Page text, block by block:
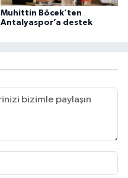
Muhittin Böcek’ten
Antalyaspor’a destek